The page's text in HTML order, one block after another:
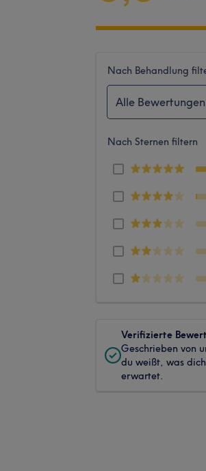
Nach Behandlung
Alle Bewertungen
Nach Sternen filtern
Verifizierte
Geschrieben von
du weißt, was
erwartet.